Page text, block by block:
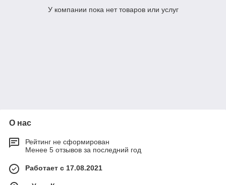
У компании пока нет товаров или услуг
О нас
Рейтинг не сформирован
Менее 5 отзывов за последний год
Работает с 17.08.2021